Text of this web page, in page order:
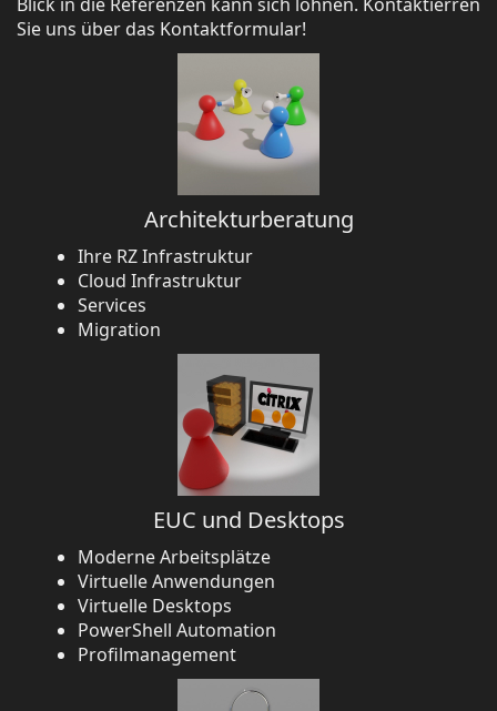
Sie uns über das Kontaktformular!
Architekturberatung
Ihre RZ Infrastruktur
Cloud Infrastruktur
Services
Migration
EUC und Desktops
Moderne Arbeitsplätze
Virtuelle Anwendungen
Virtuelle Desktops
PowerShell Automation
Profilmanagement